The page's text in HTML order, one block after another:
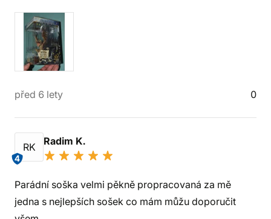
před 6 lety 0
RK
4
Radim K.
Parádní soška velmi pěkně propracovaná za mě
jedna s nejlepších sošek co mám můžu doporučit